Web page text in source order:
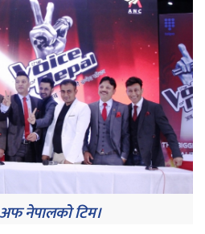
नेपालको टिम।